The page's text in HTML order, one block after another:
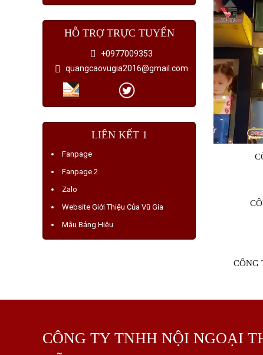
HỖ TRỢ TRỰC TUYẾN
+0977009353
quangcaovugia2016@gmail.com
LIÊN KẾT 1
Fanpage
Fanpage 2
Zalo
Website Giới Thiệu Của Vũ Gia
Mẫu Bảng Hiệu
CÔNG
CÔNG TY TNHH NỘI NGOẠI